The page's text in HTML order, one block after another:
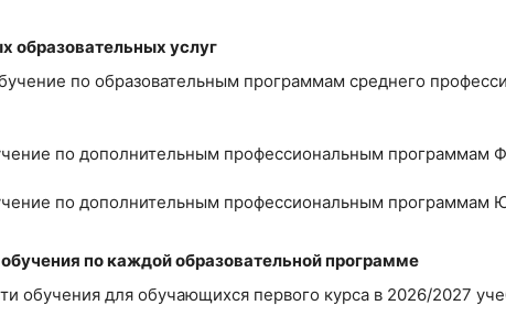
образовательных услуг
по образовательным программам среднего
по дополнительным профессиональным программам
по дополнительным профессиональным программам
по каждой образовательной программе
обучения для обучающихся первого курса в 2026/2027